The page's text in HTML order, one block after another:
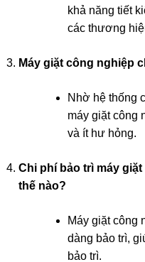
khả năng tiết
các thương
Máy giặt công nghiệp
Nhờ hệ thống
máy giặt công
và ít hư hỏng.
Chi phí bảo trì máy
thế nào?
Máy giặt công
dàng bảo trì,
bảo trì.